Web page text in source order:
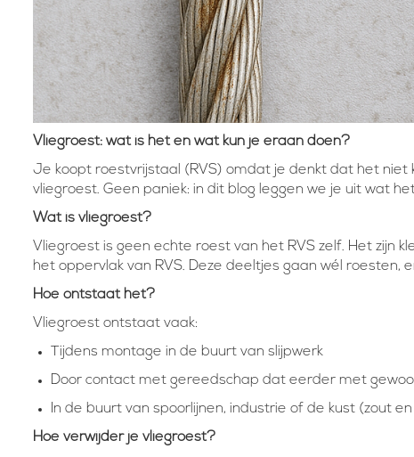
Vliegroest: wat is het en wat kun je eraan doen?
Je koopt roestvrijstaal (RVS) omdat je denkt dat het niet
vliegroest. Geen paniek: in dit blog leggen we je uit wat
Wat is vliegroest?
Vliegroest is geen echte roest van het RVS zelf. Het zijn
het oppervlak van RVS. Deze deeltjes gaan wél roesten,
Hoe ontstaat het?
Vliegroest ontstaat vaak:
Tijdens montage in de buurt van slijpwerk
Door contact met gereedschap dat eerder met
In de buurt van spoorlijnen, industrie of de kust (zout
Hoe verwijder je vliegroest?